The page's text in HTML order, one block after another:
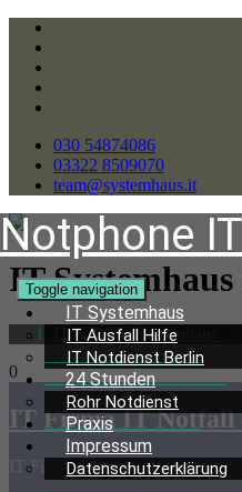
030 54874086
03322 8509070
team@systemhaus.it
Notphone
Toggle navigation
IT Systemhaus
IT Ausfall Hilfe
IT Notdienst Berlin
24 Stunden
Rohr Notdienst
Praxis
Impressum
Datenschutzerklärung
IT
IT & EDV Systemhaus
0
IT Firma IT Notfall
IT Firma gesucht? Gefunden!